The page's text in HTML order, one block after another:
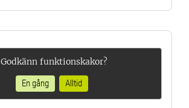
Godkänn funktionskakor?
En gång
Alltid